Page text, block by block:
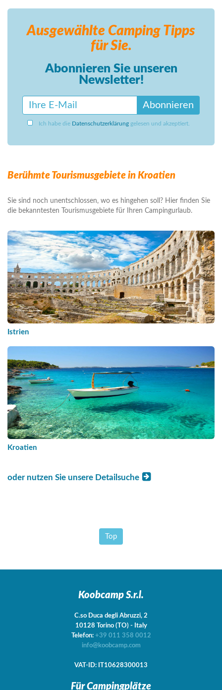
Ausgewählte Camping Tipps
für Sie.
Abonnieren Sie unseren
Newsletter!
Abonnieren
Ich habe die Datenschutzerklärung gelesen und akzeptiert.
Berühmte Tourismusgebiete in Kroatien
Sie sind noch unentschlossen, wo es hingehen soll? Hier finden Sie
die bekanntesten Tourismusgebiete für Ihren Campingurlaub.
Istrien
Kroatien
oder nutzen Sie unsere Detailsuche
Top
Koobcamp S.r.l.
C.so Duca degli Abruzzi, 2
10128 Torino (TO) - Italy
Telefon: +39 011 358 0012
info@koobcamp.com
VAT-ID: IT10628300013
Für Campingplätze